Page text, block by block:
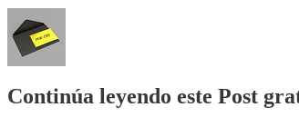
Continúa leyendo este Post